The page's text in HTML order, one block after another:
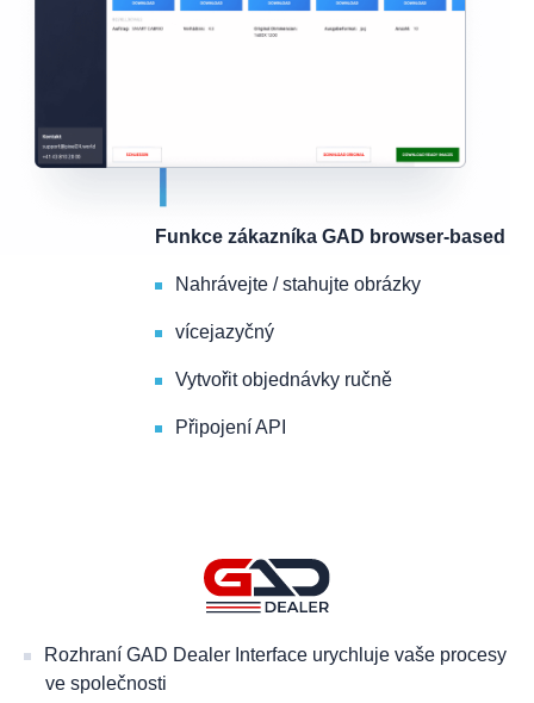
Funkce zákazníka GAD browser-based
Nahrávejte / stahujte obrázky
vícejazyčný
Vytvořit objednávky ručně
Připojení API
Rozhraní GAD Dealer Interface urychluje vaše procesy
ve společnosti